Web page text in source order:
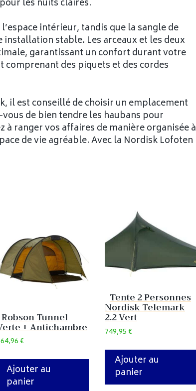
les nuits claires.
intérieur, tandis que la sangle de
stable. Les arceaux et les deux
garantissant un confort durant votre
des piquets et des cordes
il est conseillé de choisir un emplacement
de bien tendre les haubans pour
ranger vos affaires de manière organisée à
de vie agréable. Avec la Nordisk Lofoten
Robson Tunnel
+ Antichambre
€
Ajouter au
panier
Tente 2 Personnes
Nordisk Telemark
2.2 Vert
749,95€
Ajouter au
panier